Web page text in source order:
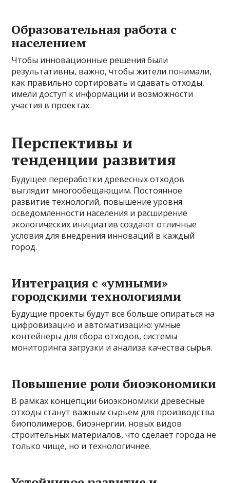
Образовательная работа с
населением
Чтобы инновационные решения были
результативны, важно, чтобы жители понимали,
как правильно сортировать и сдавать отходы,
имели доступ к информации и возможности
участия в проектах.
Перспективы и
тенденции развития
Будущее переработки древесных отходов
выглядит многообещающим. Постоянное
развитие технологий, повышение уровня
осведомленности населения и расширение
экологических инициатив создают отличные
условия для внедрения инноваций в каждый
город.
Интеграция с «умными»
городскими технологиями
Будущие проекты будут все больше опираться на
цифровизацию и автоматизацию: умные
контейнеры для сбора отходов, системы
мониторинга загрузки и анализа качества сырья.
Повышение роли биоэкономики
В рамках концепции биоэкономики древесные
отходы станут важным сырьем для производства
биополимеров, биоэнергии, новых видов
строительных материалов, что сделает города не
только чище, но и технологичнее.